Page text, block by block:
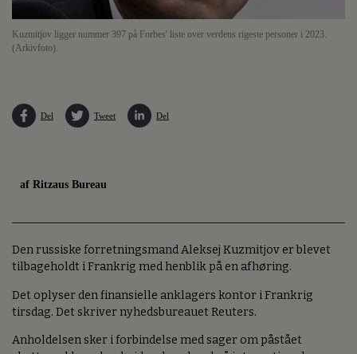
Kuzmitjov ligger nummer 397 på Forbes' liste over verdens rigeste personer i 2023.
(Arkivfoto).
Del Tweet Del
af Ritzaus Bureau
Den russiske forretningsmand Aleksej Kuzmitjov er blevet
tilbageholdt i Frankrig med henblik på en afhøring.
Det oplyser den finansielle anklagers kontor i Frankrig
tirsdag. Det skriver nyhedsbureauet Reuters.
Anholdelsen sker i forbindelse med sager om påstået